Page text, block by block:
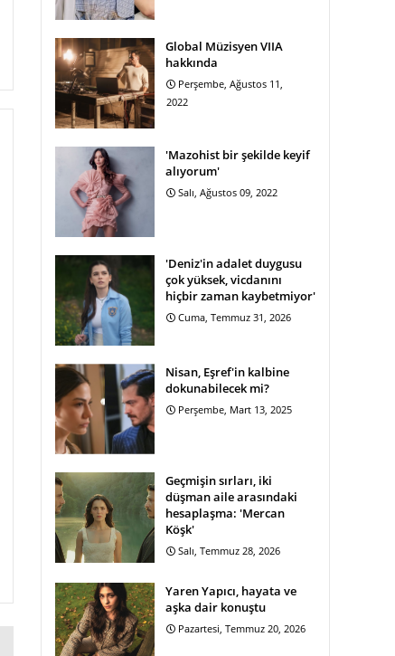
Global Müzisyen VIIA
hakkında
Perşembe, Ağustos 11,
2022
'Mazohist bir şekilde keyif
alıyorum'
Salı, Ağustos 09, 2022
'Deniz'in adalet duygusu
çok yüksek, vicdanını
hiçbir zaman kaybetmiyor'
Cuma, Temmuz 31, 2026
Nisan, Eşref'in kalbine
dokunabilecek mi?
Perşembe, Mart 13, 2025
Geçmişin sırları, iki
düşman aile arasındaki
hesaplaşma: 'Mercan
Köşk'
Salı, Temmuz 28, 2026
Yaren Yapıcı, hayata ve
aşka dair konuştu
Pazartesi, Temmuz 20, 2026